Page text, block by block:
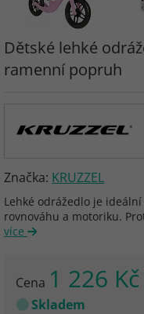
Dětské lehké
ramenní popruh
Značka: KRUZZEL
Lehké odrážedlo je
rovnováhu a motoriku.
více
Cena 1 226 Kč
Skladem